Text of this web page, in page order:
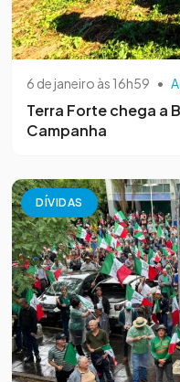
6 de janeiro às 16h59 •
Terra Forte chega a
Campanha
DÍVIDAS